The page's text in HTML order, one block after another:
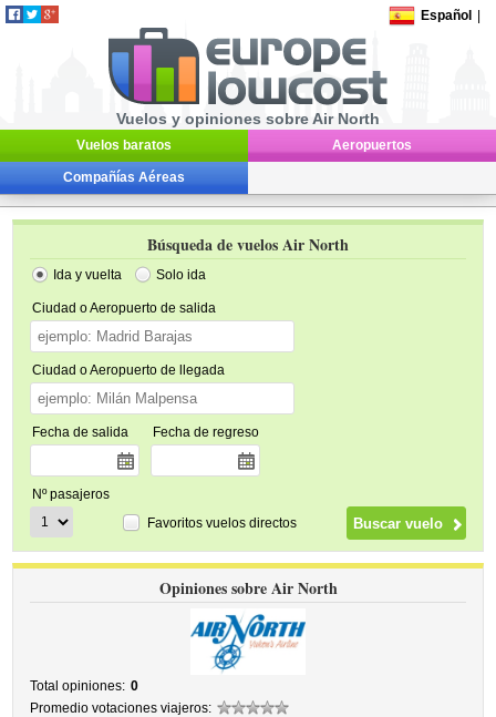
Español
Vuelos y opiniones sobre Air North
Vuelos baratos Aeropuertos
Compañías Aéreas
Búsqueda de vuelos Air North
Ida y vuelta Solo ida
Ciudad o Aeropuerto de salida
Ciudad o Aeropuerto de llegada
Fecha de salida Fecha de regreso
Nº pasajeros
Favoritos vuelos directos
Opiniones sobre Air North
Total opiniones: 0
Promedio votaciones viajeros: